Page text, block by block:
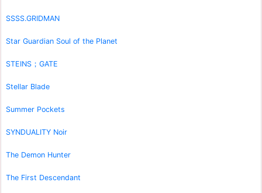
SSSS.GRIDMAN
Star Guardian Soul of the Planet
STEINS；GATE
Stellar Blade
Summer Pockets
SYNDUALITY Noir
The Demon Hunter
The First Descendant